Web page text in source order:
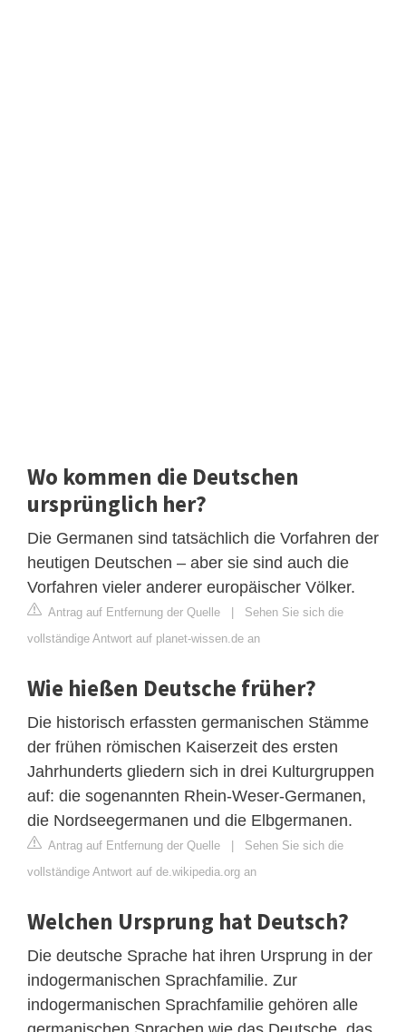
Wo kommen die Deutschen
ursprünglich her?
Die Germanen sind tatsächlich die Vorfahren der
heutigen Deutschen – aber sie sind auch die
Vorfahren vieler anderer europäischer Völker.
Antrag auf Entfernung der Quelle | Sehen Sie sich die
vollständige Antwort auf planet-wissen.de an
Wie hießen Deutsche früher?
Die historisch erfassten germanischen Stämme
der frühen römischen Kaiserzeit des ersten
Jahrhunderts gliedern sich in drei Kulturgruppen
auf: die sogenannten Rhein-Weser-Germanen,
die Nordseegermanen und die Elbgermanen.
Antrag auf Entfernung der Quelle | Sehen Sie sich die
vollständige Antwort auf de.wikipedia.org an
Welchen Ursprung hat Deutsch?
Die deutsche Sprache hat ihren Ursprung in der
indogermanischen Sprachfamilie. Zur
indogermanischen Sprachfamilie gehören alle